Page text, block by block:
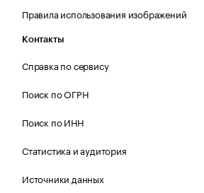
Правила использования изображений
Контакты
Справка по сервису
Поиск по ОГРН
Поиск по ИНН
Статистика и аудитория
Источники данных